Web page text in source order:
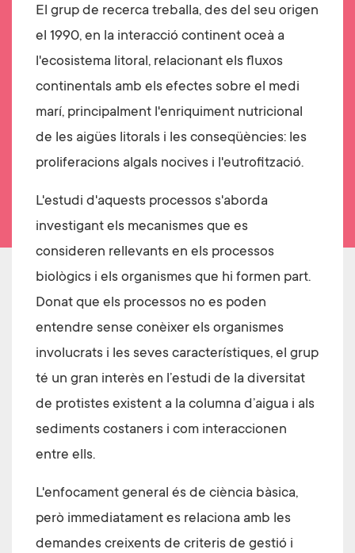
El grup de recerca treballa, des del seu origen
el 1990, en la interacció continent oceà a
l'ecosistema litoral, relacionant els fluxos
continentals amb els efectes sobre el medi
marí, principalment l'enriquiment nutricional
de les aigües litorals i les conseqüències: les
proliferacions algals nocives i l'eutrofització.
L'estudi d'aquests processos s'aborda
investigant els mecanismes que es
consideren rellevants en els processos
biològics i els organismes que hi formen part.
Donat que els processos no es poden
entendre sense conèixer els organismes
involucrats i les seves característiques, el grup
té un gran interès en l’estudi de la diversitat
de protistes existent a la columna d’aigua i als
sediments costaners i com interaccionen
entre ells.
L'enfocament general és de ciència bàsica,
però immediatament es relaciona amb les
demandes creixents de criteris de gestió i